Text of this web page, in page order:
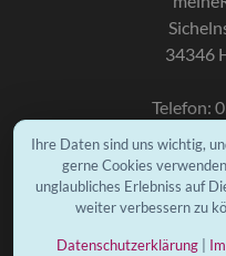
34346
Telefon:
E-Mail:
Ihre Daten sind uns wichtig,
gerne Cookies
unglaubliches Erlebniss auf
weiter verbessern zu
Datenschutzerklärung